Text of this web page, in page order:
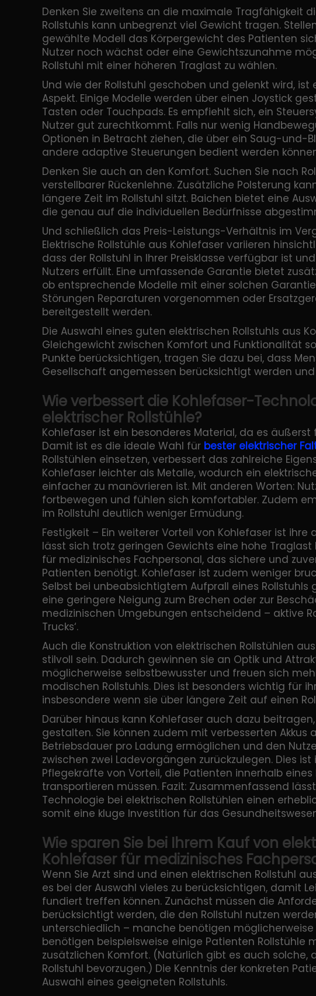
Denken Sie zweitens an die maximale Tragfähigkeit
Rollstuhls kann unbegrenzt viel Gewicht tragen.
gewählte Modell das Körpergewicht des Patienten
Nutzer noch wächst oder eine Gewichtszunahme
Rollstuhl mit einer höheren Traglast zu wählen.
Und wie der Rollstuhl geschoben und gelenkt wird,
Aspekt. Einige Modelle werden über einen Joystick
Tasten oder Touchpads. Es empfiehlt sich, ein
Nutzer gut zurechtkommt. Falls nur wenig
Optionen in Betracht ziehen, die über ein Saug-
andere adaptive Steuerungen bedient werden
Denken Sie auch an den Komfort. Suchen Sie nach
verstellbarer Rückenlehne. Zusätzliche Polsterung
längere Zeit im Rollstuhl sitzt. Baichen bietet eine
die genau auf die individuellen Bedürfnisse
Und schließlich das Preis-Leistungs-Verhältnis im
Elektrische Rollstühle aus Kohlefaser variieren
dass der Rollstuhl in Ihrer Preisklasse verfügbar ist
Nutzers erfüllt. Eine umfassende Garantie bietet
ob entsprechende Modelle mit einer solchen
Störungen Reparaturen vorgenommen oder
bereitgestellt werden.
Die Auswahl eines guten elektrischen Rollstuhls aus
Gleichgewicht zwischen Komfort und Funktionalität
Punkte berücksichtigen, tragen Sie dazu bei, dass
Gesellschaft angemessen berücksichtigt werden
Wie verbessert die Kohlefaser-
elektrischer Rollstühle?
Kohlefaser ist ein besonderes Material, da es
Damit ist es die ideale Wahl für bester elektrischer
Rollstühlen einsetzen, verbessert das zahlreiche
Kohlefaser leichter als Metalle, wodurch ein
einfacher zu manövrieren ist. Mit anderen Worten:
fortbewegen und fühlen sich komfortabler. Zudem
im Rollstuhl deutlich weniger Ermüdung.
Festigkeit – Ein weiterer Vorteil von Kohlefaser ist
lässt sich trotz geringen Gewichts eine hohe
für medizinisches Fachpersonal, das sichere und
Patienten benötigt. Kohlefaser ist zudem weniger
Selbst bei unbeabsichtigtem Aufprall eines
eine geringere Neigung zum Brechen oder zur
medizinischen Umgebungen entscheidend – aktive
Trucks‘.
Auch die Konstruktion von elektrischen Rollstühlen
stilvoll sein. Dadurch gewinnen sie an Optik und
möglicherweise selbstbewusster und freuen sich
modischen Rollstuhls. Dies ist besonders wichtig für
insbesondere wenn sie über längere Zeit auf einen
Darüber hinaus kann Kohlefaser auch dazu
gestalten. Sie können zudem mit verbesserten
Betriebsdauer pro Ladung ermöglichen und den
zwischen zwei Ladevorgängen zurückzulegen. Dies
Pflegekräfte von Vorteil, die Patienten innerhalb eines
transportieren müssen. Fazit: Zusammenfassend
Technologie bei elektrischen Rollstühlen einen
somit eine kluge Investition für das
Wie sparen Sie bei Ihrem Kauf von
Kohlefaser für medizinisches
Wenn Sie Arzt sind und einen elektrischen Rollstuhl
es bei der Auswahl vieles zu berücksichtigen, damit
fundiert treffen können. Zunächst müssen die
berücksichtigt werden, die den Rollstuhl nutzen
unterschiedlich – manche benötigen möglicherweise
benötigen beispielsweise einige Patienten Rollstühle
zusätzlichen Komfort. (Natürlich gibt es auch solche,
Rollstuhl bevorzugen.) Die Kenntnis der konkreten
Auswahl eines geeigneten Rollstuhls.